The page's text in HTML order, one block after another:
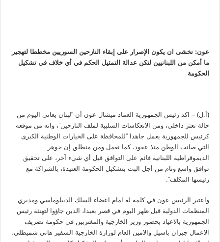
عون: نخشى ان يكون الإصرار على إبقاء النازحين السوريين مخططا لتهجير
ما أمكن من اللبنانيين لتكن عدالة التمثيل الحكم في أي خلاف في تشكيل
الحكومة
(أ.ل) – اكد رئيس الجمهورية العماد ميشال عون أن “لبنان يعاني اليوم من
حالة تعثر داخلي، ومن الانعكاسات السلبية لملف النازحين”، وانه من موقعه
كرئيس للجمهورية يعمل جاهدا “للمحافظة على الخيارات الوطنية الكبرى
التي صانت الوطن منذ عقود، كما نعمل ومن منطلق إن جوهر
الديموقراطية اللبنانية قائم على التوافق قبل أي شيء آخر، على تحقيق
توافق واسع وتام من أجل البت بتشكيل الحكومة العتيدة، بالشراكة مع
رئيسها المكلف”.
واعتبر الرئيس عون في كلمة له امام اعضاء السلك الديبلوماسي ومديري
المنظمات الدولية قبل ظهر اليوم في قصر بعبدا، الذين جاؤوا لتهنئة رئيس
الجمهورية بالاعياد بحضور وزير الخارجية والمغتربين في حكومة تصريف
الاعمال جبران باسيل والامين العام لوزارة الخارجية السفير هاني شميطلي،